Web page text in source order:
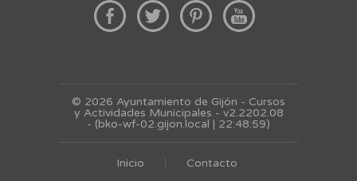
© 2026 Ayuntamiento de Gijón - Cursos
y Actividades Municipales - v2.2202.08
- (bko-wf-02.gijon.local | 22:48:59)
Inicio Contacto